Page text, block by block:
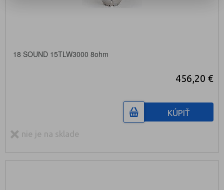
18 SOUND 15TLW3000 8ohm
456,20 €
KÚPIŤ
nie je na sklade